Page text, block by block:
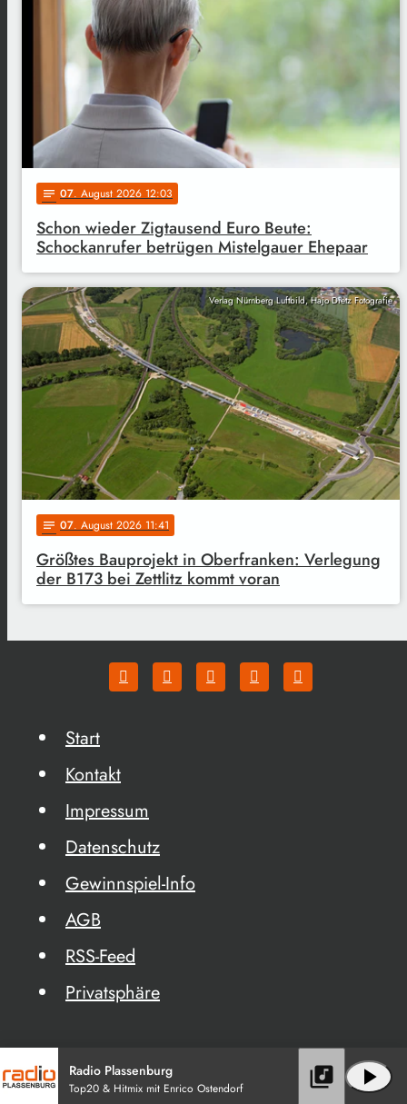
notes 07. August 2026 12:03
Schon wieder Zigtausend Euro Beute:
Schockanrufer betrügen Mistelgauer Ehepaar
Verlag Nürnberg Luftbild, Hajo Dietz Fotografie
notes 07. August 2026 11:41
Größtes Bauprojekt in Oberfranken: Verlegung
der B173 bei Zettlitz kommt voran
Start
Kontakt
Impressum
Datenschutz
Gewinnspiel-Info
AGB
RSS-Feed
Privatsphäre
Radio Plassenburg
Top20 & Hitmix mit Enrico Ostendorf play_arrow
library_music